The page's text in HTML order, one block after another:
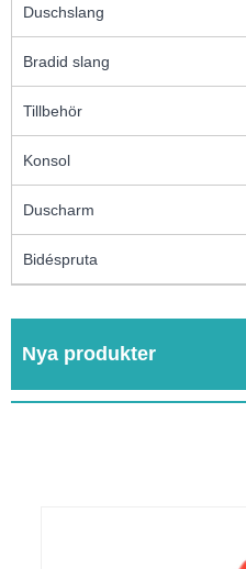
Duschslang
Bradid slang
Tillbehör
Konsol
Duscharm
Bidéspruta
Nya produkter